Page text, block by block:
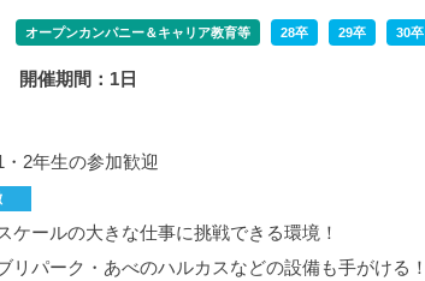
オープンカンパニー＆キャリア教育等 28卒 29卒 30卒
開催期間：1日
2年生の参加歓迎
ケールの大きな仕事に挑戦できる環境！
リパーク・あべのハルカスなどの設備も手がける！